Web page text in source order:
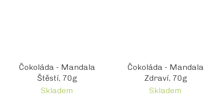
Čokoláda - Mandala
Štěstí, 70g
Skladem
Čokoláda - Mandala
Zdraví, 70g
Skladem